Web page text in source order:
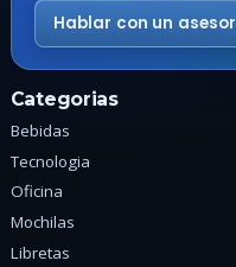
Hablar con un asesor
Categorias
Bebidas
Tecnologia
Oficina
Mochilas
Libretas